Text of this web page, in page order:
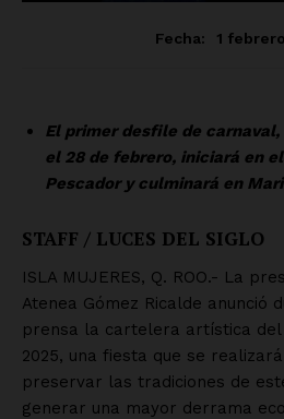
Empresa
Nosotros
Política de privacidad
Información Propietaria /
Mi cuenta